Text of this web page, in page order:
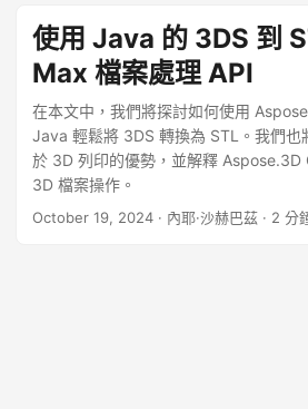
使用 Java 的 3DS 到
Max 檔案處理 API
在本文中，我們將探討如何使用
Java 輕鬆將 3DS 轉換為 STL。我們也
於 3D 列印的優勢，並解釋 Aspose.3D
3D 檔案操作。
October 19, 2024 · 內耶·沙赫巴茲 · 2 分